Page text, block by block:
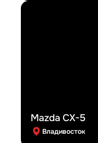
Mazda CX-5
Владивосток